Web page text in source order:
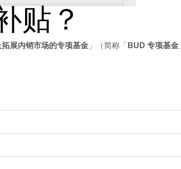
贴？
展内销市场的专项基金 」（简称「 BUD 专项基金